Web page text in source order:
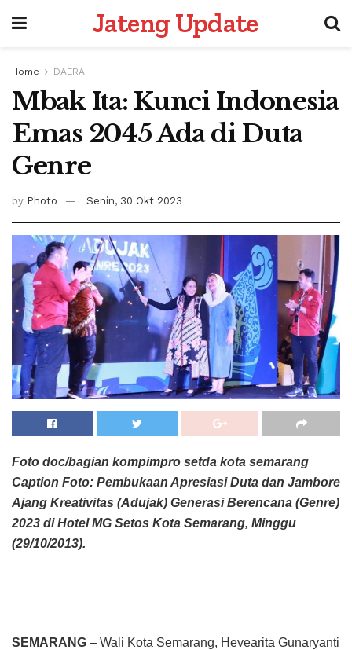
Jateng Update
Home DAERAH
Mbak Ita: Kunci Indonesia
Emas 2045 Ada di Duta
Genre
by Photo Senin, 30 Okt 2023
Foto doc/bagian kompimpro setda kota semarang
Caption Foto: Pembukaan Apresiasi Duta dan Jambore
Ajang Kreativitas (Adujak) Generasi Berencana (Genre)
2023 di Hotel MG Setos Kota Semarang, Minggu
(29/10/2013).
SEMARANG – Wali Kota Semarang, Hevearita Gunaryanti